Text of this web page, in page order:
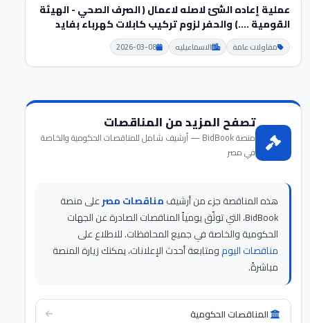
عملية إعاده الشئ لاصله لاعمال ( الصرف الصحي - الهيئة
القومية ....) والحفر لزوم تركيب كابلات كهرباء بفايد
مقاولات عامة الاسماعيليه 2026-03-08
تصفح المزيد من المناقصات
منصة BidBook — أرشيف شامل للمناقصات الحكومية والخاصة
في مصر
هذه المناقصة جزء من أرشيفمناقصات مصرعلى منصة
BidBook، التي توثّق يومياً المناقصات الصادرة عن الجهات
الحكومية والخاصة في جميع المحافظات. للاطلاع على
مناقصات اليومومتابعة أحدث الإعلانات، يمكنك زيارة المنصة
مباشرةً.
المناقصات الحكومية